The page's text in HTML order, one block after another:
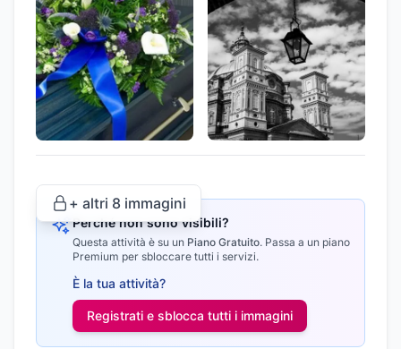
+ altri 8 immagini
Perché non sono visibili?
Questa attività è su un Piano Gratuito. Passa a un piano
Premium per sbloccare tutti i servizi.
È la tua attività?
Registrati e sblocca tutti i immagini